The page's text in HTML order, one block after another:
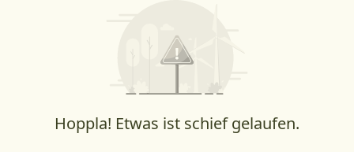
Hoppla! Etwas ist schief gelaufen.